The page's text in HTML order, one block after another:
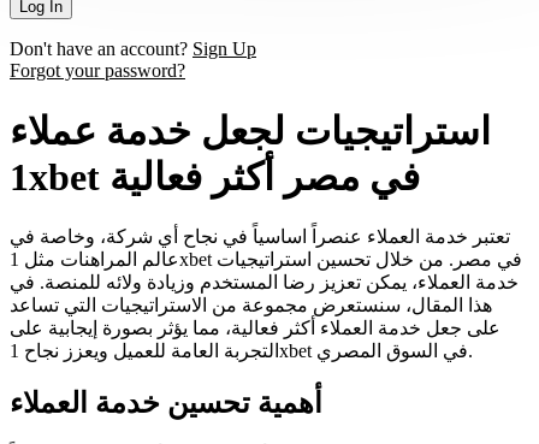
Don't have an account? Sign Up
Forgot your password?
استراتيجيات لجعل خدمة عملاء
1xbet في مصر أكثر فعالية
تعتبر خدمة العملاء عنصراً اساسياً في نجاح أي شركة، وخاصة في
عالم المراهنات مثل 1xbet في مصر. من خلال تحسين استراتيجيات
خدمة العملاء، يمكن تعزيز رضا المستخدم وزيادة ولائه للمنصة. في
هذا المقال، سنستعرض مجموعة من الاستراتيجيات التي تساعد
على جعل خدمة العملاء أكثر فعالية، مما يؤثر بصورة إيجابية على
التجربة العامة للعميل ويعزز نجاح 1xbet في السوق المصري.
أهمية تحسين خدمة العملاء